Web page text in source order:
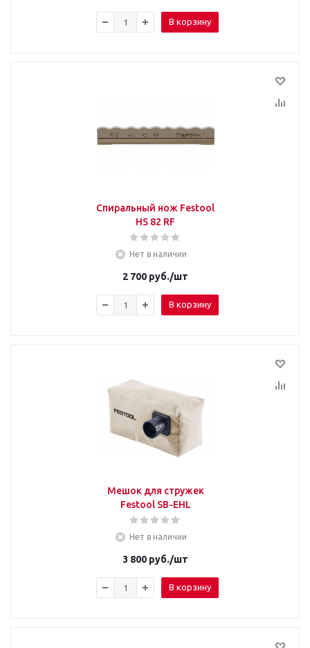
В корзину
Спиральный нож Festool
HS 82 RF
Нет в наличии
2 700 руб./шт
В корзину
Мешок для стружек
Festool SB-EHL
Нет в наличии
3 800 руб./шт
В корзину